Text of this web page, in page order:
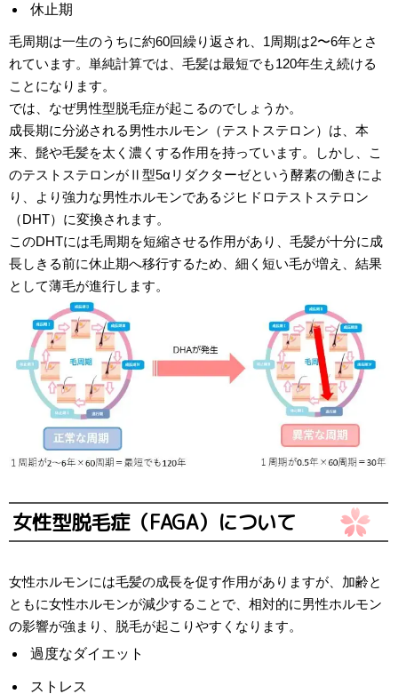
休止期
毛周期は一生のうちに約60回繰り返され、1周期は2〜6年とさ
れています。単純計算では、毛髪は最短でも120年生え続ける
ことになります。
では、なぜ男性型脱毛症が起こるのでしょうか。
成長期に分泌される男性ホルモン（テストステロン）は、本
来、髭や毛髪を太く濃くする作用を持っています。しかし、こ
のテストステロンがⅡ型5αリダクターゼという酵素の働きによ
り、より強力な男性ホルモンであるジヒドロテストステロン
（DHT）に変換されます。
このDHTには毛周期を短縮させる作用があり、毛髪が十分に成
長しきる前に休止期へ移行するため、細く短い毛が増え、結果
として薄毛が進行します。
女性型脱毛症（FAGA）について
女性ホルモンには毛髪の成長を促す作用がありますが、加齢と
ともに女性ホルモンが減少することで、相対的に男性ホルモン
の影響が強まり、脱毛が起こりやすくなります。
過度なダイエット
ストレス